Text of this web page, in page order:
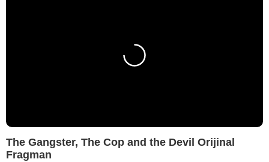
The Gangster, The Cop and the Devil Orijinal
Fragman